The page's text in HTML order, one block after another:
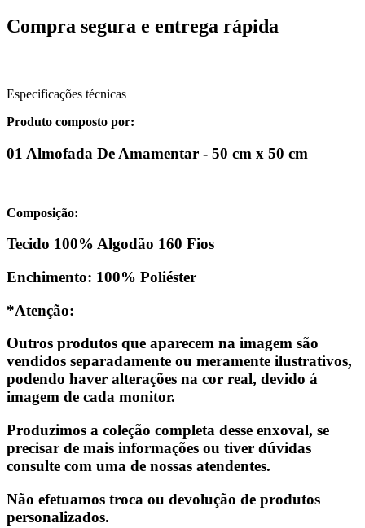
Compra segura e entrega rápida
Especificações técnicas
Produto composto por:
01 Almofada De Amamentar - 50 cm x 50 cm
Composição:
Tecido 100% Algodão 160 Fios
Enchimento: 100% Poliéster
*Atenção:
Outros produtos que aparecem na imagem são
vendidos separadamente ou meramente ilustrativos,
podendo haver alterações na cor real, devido á
imagem de cada monitor.
Produzimos a coleção completa desse enxoval, se
precisar de mais informações ou tiver dúvidas
consulte com uma de nossas atendentes.
Não efetuamos troca ou devolução de produtos
personalizados.